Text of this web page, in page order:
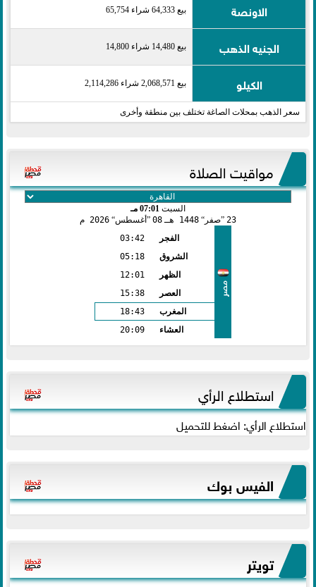
الاونصة بيع 64,333 شراء 65,754
الجنيه الذهب بيع 14,480 شراء 14,800
الكيلو بيع 2,068,571 شراء 2,114,286
سعر الذهب بمحلات الصاغة تختلف بين منطقة وأخرى
مواقيت الصلاة
السبت 07:01 مـ
23 صفر 1448 هـ 08 أغسطس 2026 م
مصر
الفجر
03:42
الشروق
05:18
الظهر
12:01
العصر
15:38
المغرب
18:43
العشاء
20:09
استطلاع الرأي
استطلاع الرأي: اضغط للتحميل
الفيس بوك
تويتر